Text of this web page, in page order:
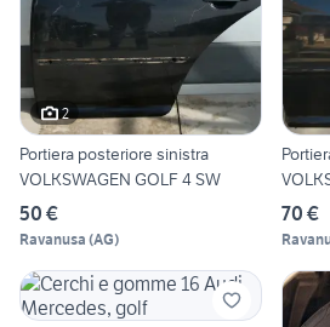
2
Portiera posteriore sinistra
VOLKSWAGEN GOLF 4 SW
50 €
Ravanusa (AG)
70 €